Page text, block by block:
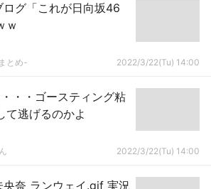
ログ「これが日向坂46
ｗ
とめ- 2022/3/22(Tu) 14:00
・・・ゴースティング粘
て逃げるのかよ
2022/3/22(Tu) 14:00
央奈 ランウェイ.gif 実況